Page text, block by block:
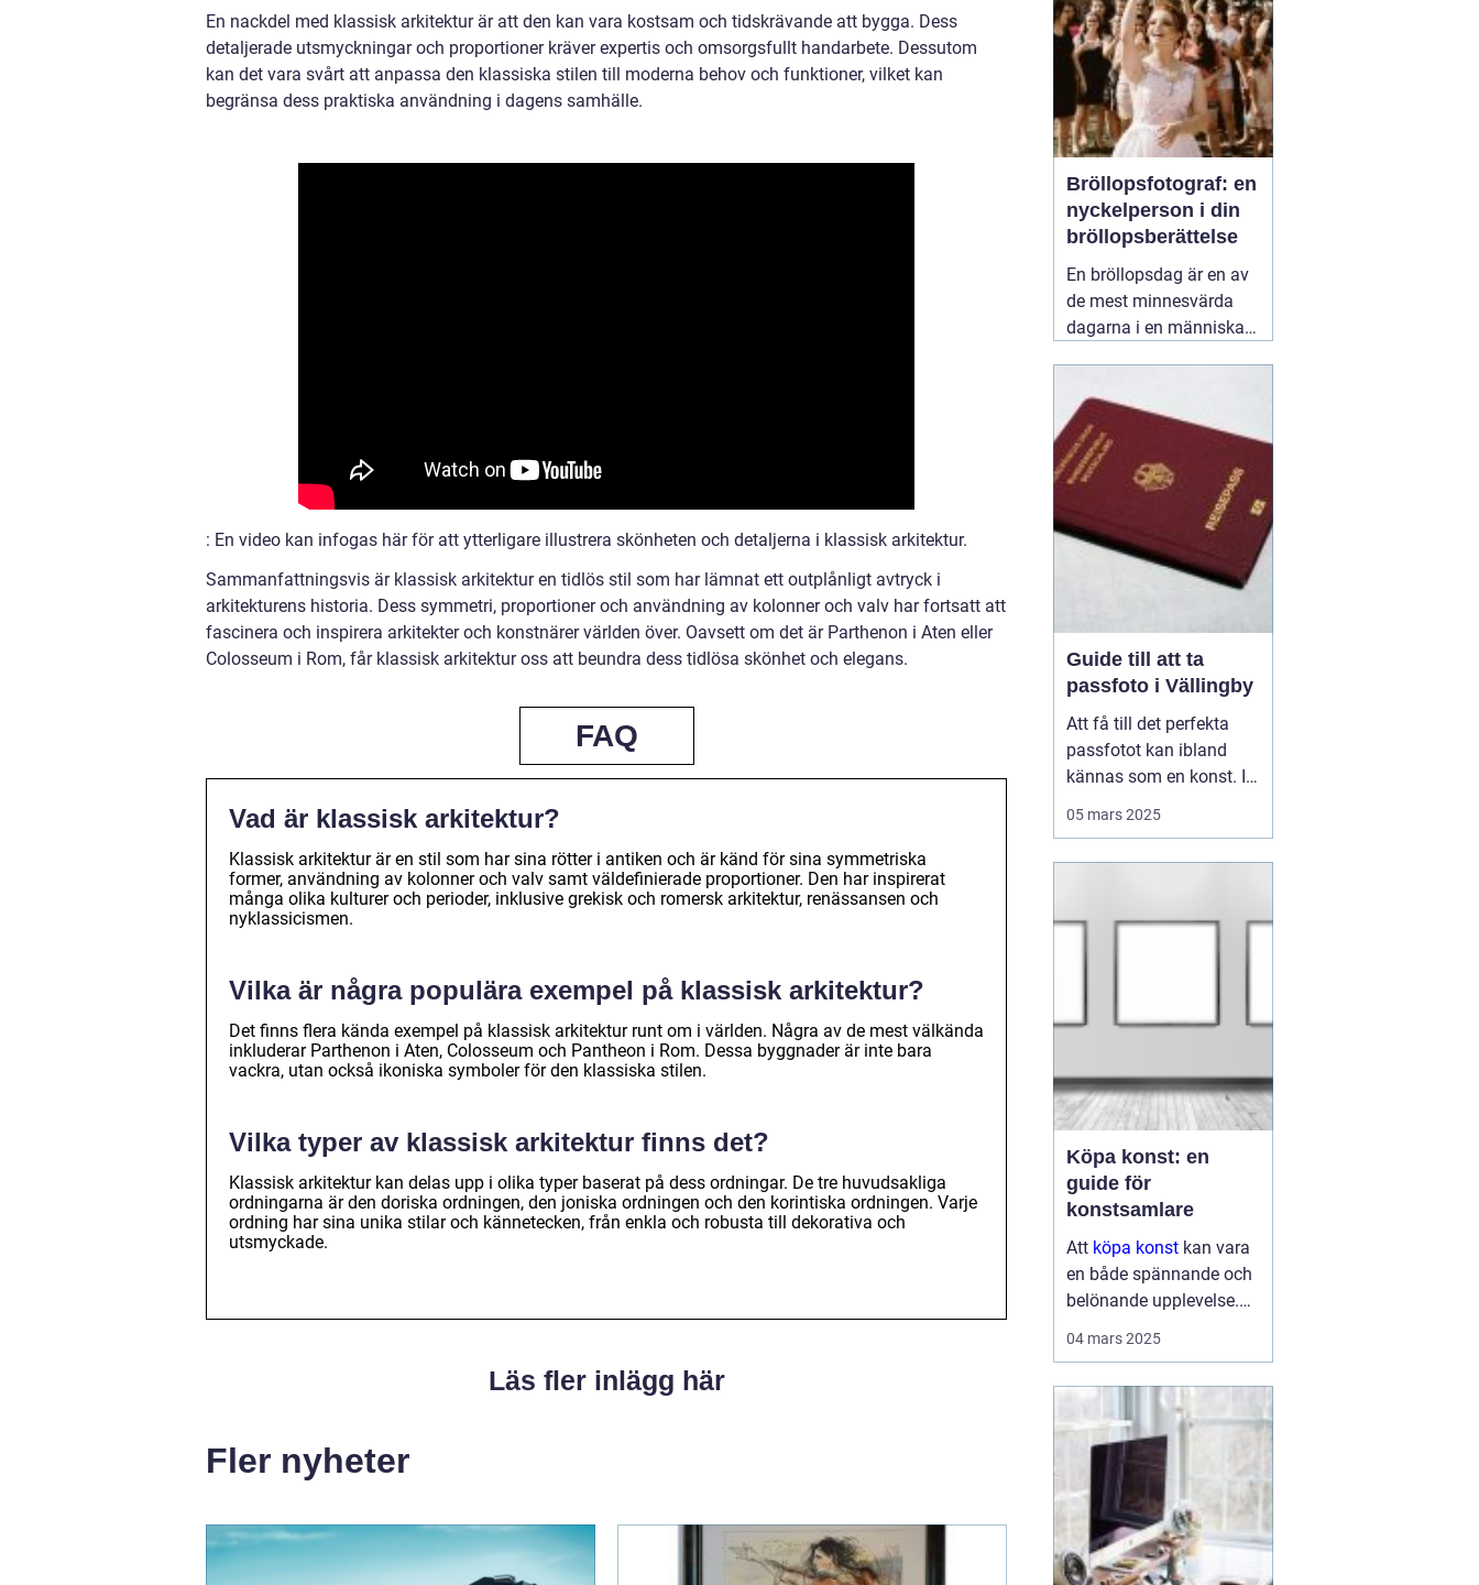
En nackdel med klassisk arkitektur är att den kan vara kostsam och tidskrävande att bygga. Dess
detaljerade utsmyckningar och proportioner kräver expertis och omsorgsfullt handarbete. Dessutom
kan det vara svårt att anpassa den klassiska stilen till moderna behov och funktioner, vilket kan
begränsa dess praktiska användning i dagens samhälle.
: En video kan infogas här för att ytterligare illustrera skönheten och detaljerna i klassisk arkitektur.
Sammanfattningsvis är klassisk arkitektur en tidlös stil som har lämnat ett outplånligt avtryck i
arkitekturens historia. Dess symmetri, proportioner och användning av kolonner och valv har fortsatt att
fascinera och inspirera arkitekter och konstnärer världen över. Oavsett om det är Parthenon i Aten eller
Colosseum i Rom, får klassisk arkitektur oss att beundra dess tidlösa skönhet och elegans.
FAQ
Vad är klassisk arkitektur?
Klassisk arkitektur är en stil som har sina rötter i antiken och är känd för sina symmetriska
former, användning av kolonner och valv samt väldefinierade proportioner. Den har inspirerat
många olika kulturer och perioder, inklusive grekisk och romersk arkitektur, renässansen och
nyklassicismen.
Vilka är några populära exempel på klassisk arkitektur?
Det finns flera kända exempel på klassisk arkitektur runt om i världen. Några av de mest välkända
inkluderar Parthenon i Aten, Colosseum och Pantheon i Rom. Dessa byggnader är inte bara
vackra, utan också ikoniska symboler för den klassiska stilen.
Vilka typer av klassisk arkitektur finns det?
Klassisk arkitektur kan delas upp i olika typer baserat på dess ordningar. De tre huvudsakliga
ordningarna är den doriska ordningen, den joniska ordningen och den korintiska ordningen. Varje
ordning har sina unika stilar och kännetecken, från enkla och robusta till dekorativa och
utsmyckade.
Läs fler inlägg här
Fler nyheter
Bröllopsfotograf: en
nyckelperson i din
bröllopsberättelse
En bröllopsdag är en av
de mest minnesvärda
dagarna i en människas
känslosamma stunder
som man vill för evigt
bevara i minnet.
september 2025
Guide till att ta
passfoto i Vällingby
Att få till det perfekta
passfotot kan ibland
kännas som en konst. I
rät...
05 mars 2025
Köpa konst: en
guide för
konstsamlare
Att köpa konst kan vara
en både spännande och
belönande upplevelse.
att investera i något som
u...
04 mars 2025